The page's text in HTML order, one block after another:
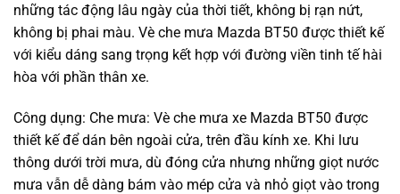
những tác động lâu ngày của thời tiết, không bị rạn nứt,
không bị phai màu. Vè che mưa Mazda BT50 được thiết kế
với kiểu dáng sang trọng kết hợp với đường viền tinh tế hài
hòa với phần thân xe.
Công dụng: Che mưa: Vè che mưa xe Mazda BT50 được
thiết kế để dán bên ngoài cửa, trên đầu kính xe. Khi lưu
thông dưới trời mưa, dù đóng cửa nhưng những giọt nước
mưa vẫn dễ dàng bám vào mép cửa và nhỏ giọt vào trong